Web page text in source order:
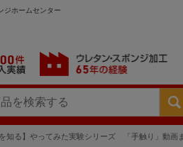
ジホームセンター
を知る】やってみた実験シリーズ 「手触り」動画